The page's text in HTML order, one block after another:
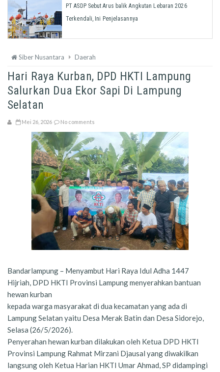
PT ASDP Sebut Arus balik Angkutan Lebaran 2026
Terkendali, Ini Penjelasannya
Siber Nusantara Daerah
Hari Raya Kurban, DPD HKTI Lampung
Salurkan Dua Ekor Sapi Di Lampung
Selatan
Mei 26, 2026 No comments
Bandarlampung – Menyambut Hari Raya Idul Adha 1447
Hijriah, DPD HKTI Provinsi Lampung menyerahkan bantuan
hewan kurban
kepada warga masyarakat di dua kecamatan yang ada di
Lampung Selatan yaitu Desa Merak Batin dan Desa Sidorejo,
Selasa (26/5/2026).
Penyerahan hewan kurban dilakukan oleh Ketua DPD HKTI
Provinsi Lampung Rahmat Mirzani Djausal yang diwakilkan
langsung oleh Ketua Harian HKTI Umar Ahmad, SP didampingi